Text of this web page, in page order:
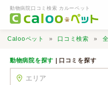
動物病院口コミ検索 カルーペット
Calooペット 口コミ検索
動物病院を探す | 口コミを探す